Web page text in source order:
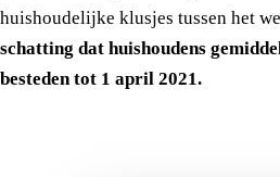
huishoudelijke klusjes tussen het
schatting dat huishoudens
besteden tot 1 april 2021.